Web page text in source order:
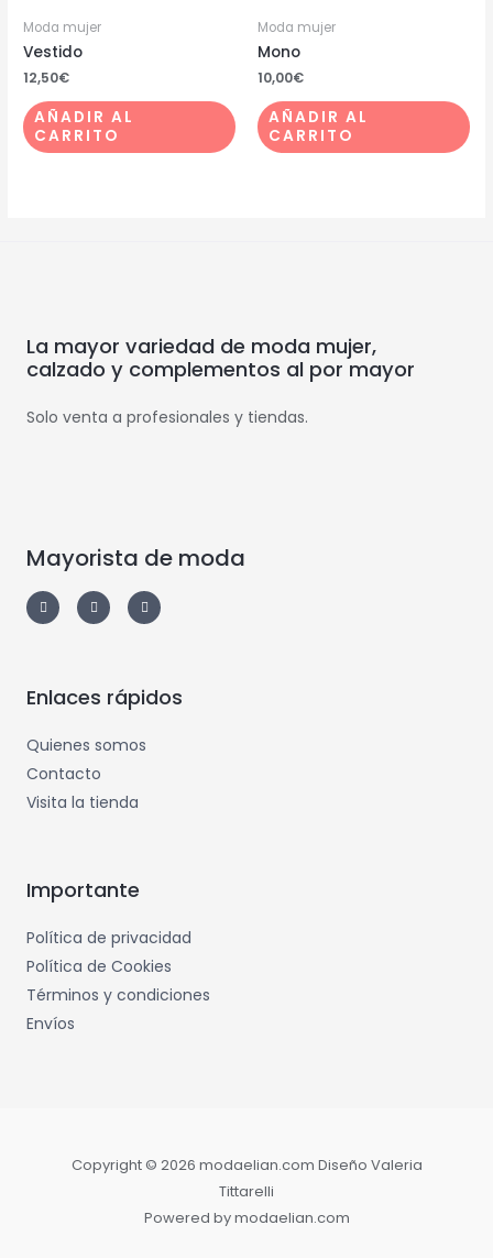
Moda mujer
Vestido
12,50€
AÑADIR AL
CARRITO
Moda mujer
Mono
10,00€
AÑADIR AL
CARRITO
La mayor variedad de moda mujer,
calzado y complementos al por mayor
Solo venta a profesionales y tiendas.
Mayorista de moda
Enlaces rápidos
Quienes somos
Contacto
Visita la tienda
Importante
Política de privacidad
Política de Cookies
Términos y condiciones
Envíos
Copyright © 2026 modaelian.com Diseño Valeria
Tittarelli
Powered by modaelian.com